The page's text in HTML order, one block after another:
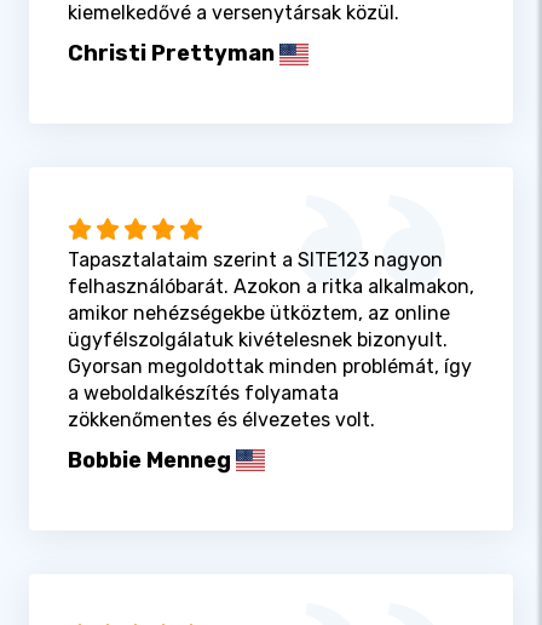
kiemelkedővé a versenytársak közül.
Christi Prettyman
Tapasztalataim szerint a SITE123 nagyon
felhasználóbarát. Azokon a ritka alkalmakon,
amikor nehézségekbe ütköztem, az online
ügyfélszolgálatuk kivételesnek bizonyult.
Gyorsan megoldottak minden problémát, így
a weboldalkészítés folyamata
zökkenőmentes és élvezetes volt.
Bobbie Menneg